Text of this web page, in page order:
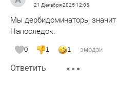
21 Декабря 202512:05
Мы дербидоминаторы значит
Напоследок.
0 1 1 эмодзи
Ответить